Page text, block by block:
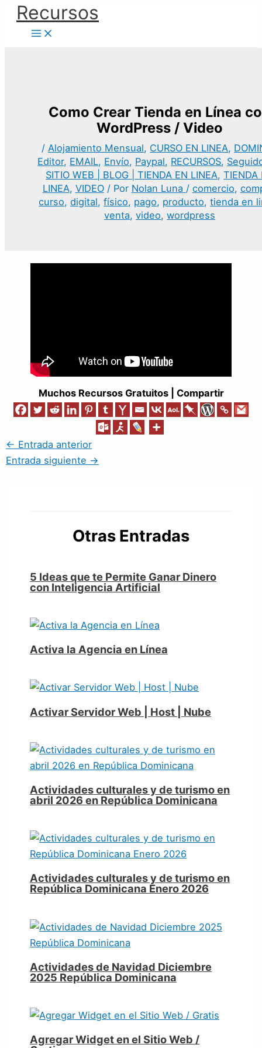
contenido
Recursos
Como Crear Tienda en Línea
WordPress / Video
/ Alojamiento Mensual, CURSO EN LINEA,
Editor, EMAIL, Envío, Paypal, RECURSOS,
SITIO WEB | BLOG | TIENDA EN LINEA,TIENDA
LINEA, VIDEO/ Por Nolan Luna / comercio,
curso,digital,físico, pago, producto,tienda en
venta,video,wordpress
Muchos Recursos Gratuitos | Compartir
← Entrada anterior
Entrada siguiente →
Otras Entradas
5 Ideas que te Permite Ganar Dinero
con Inteligencia Artificial
Activa la Agencia en Línea
Activar Servidor Web | Host | Nube
Actividades culturales y de turismo en
abril 2026 en República Dominicana
Actividades culturales y de turismo en
República Dominicana Enero 2026
Actividades de Navidad Diciembre
2025 República Dominicana
Agregar Widget en el Sitio Web /